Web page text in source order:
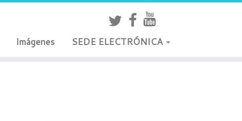
Imágenes SEDE ELECTRÓNICA